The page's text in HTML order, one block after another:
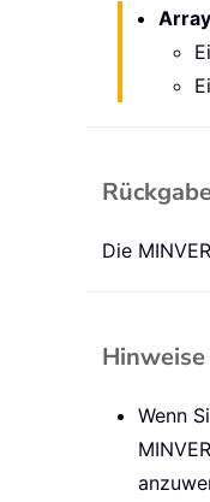
Die
Wenn